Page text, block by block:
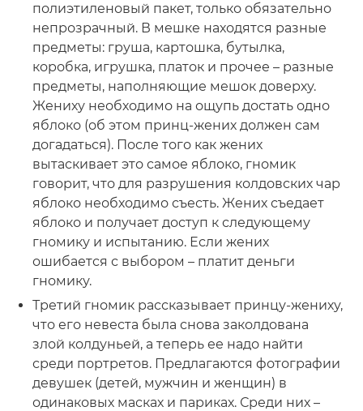
полиэтиленовый пакет, только обязательно
непрозрачный. В мешке находятся разные
предметы: груша, картошка, бутылка,
коробка, игрушка, платок и прочее – разные
предметы, наполняющие мешок доверху.
Жениху необходимо на ощупь достать одно
яблоко (об этом принц-жених должен сам
догадаться). После того как жених
вытаскивает это самое яблоко, гномик
говорит, что для разрушения колдовских чар
яблоко необходимо съесть. Жених съедает
яблоко и получает доступ к следующему
гномику и испытанию. Если жених
ошибается с выбором – платит деньги
гномику.
Третий гномик рассказывает принцу-жениху,
что его невеста была снова заколдована
злой колдуньей, а теперь ее надо найти
среди портретов. Предлагаются фотографии
девушек (детей, мужчин и женщин) в
одинаковых масках и париках. Среди них –